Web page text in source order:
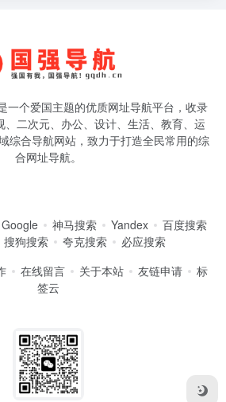
一个爱国主题的优质网址导航平台，收录
、二次元、办公、设计、生活、教育、运
综合导航网站，致力于打造全民常用的综
合网址导航。
Google 神马搜索 Yandex
百度搜索
搜狗搜索 夸克搜索
必应搜索
在线留言 关于本站 友链申请
标
签云